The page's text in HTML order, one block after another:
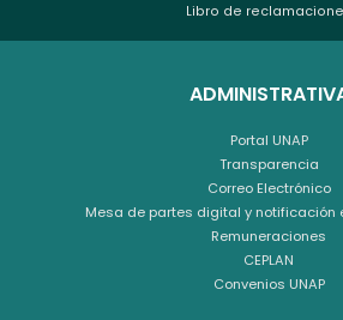
Libro de
Portal UNAP
Transparencia
Correo Electrónico
Mesa de partes digital y notificación
Remuneraciones
CEPLAN
Convenios UNAP